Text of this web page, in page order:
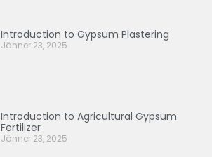
Introduction to Gypsum Plastering
Jänner 23, 2025
Introduction to Agricultural Gypsum
Fertilizer
Jänner 23, 2025